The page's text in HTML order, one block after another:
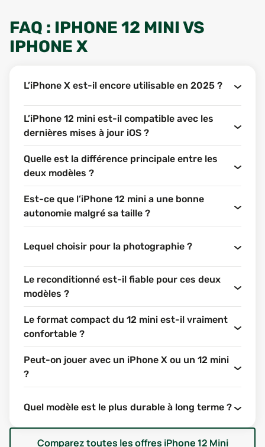
avez un budget correct en 2025.
L’objectif de cette comparaison est simple : t’aider à voir
On va détailler leurs différences, leurs forces, leurs
limites, pour que tu puisses faire un choix éclairé, que ce
soit pour une question de budget, de confort d’utilisation
ou d’envie de nouveauté.
Prêt à plonger dans le comparatif ? Passons au cas qui
nous intéresse.
FONCTIONNALITÉS : QUE
VALENT VRAIMENT L’IPHONE
X ET L’IPHONE 12 MINI ?
ÉCRAN : UN DUEL OLED TRÈS SERRÉ
Les deux modèles misent sur la technologie OLED, ce qui
garantit un excellent contraste, des noirs profonds et
une bonne gestion des couleurs. L’iPhone X propose une
dalle Super Retina de 5,8 pouces, tandis que l’iPhone 12
mini, fidèle à son nom, se contente de 5,4 pouces. Moins
grand, donc, mais un peu plus net avec une densité de
pixels légèrement supérieure.
Ce qu’il faut retenir : les deux offrent une expérience
plus grand sans aller jusqu’à un modèle imposant,
FAQ : IPHONE 12 MINI VS
IPHONE X
L’iPhone X est-il encore utilisable en 2025 ?
L’iPhone 12 mini est-il compatible avec les
dernières mises à jour iOS ?
Quelle est la différence principale entre les
deux modèles ?
Est-ce que l’iPhone 12 mini a une bonne
autonomie malgré sa taille ?
Lequel choisir pour la photographie ?
Le reconditionné est-il fiable pour ces deux
modèles ?
Le format compact du 12 mini est-il vraiment
confortable ?
Peut-on jouer avec un iPhone X ou un 12 mini
?
Quel modèle est le plus durable à long terme ?
Comparez toutes les offres iPhone 12 Mini